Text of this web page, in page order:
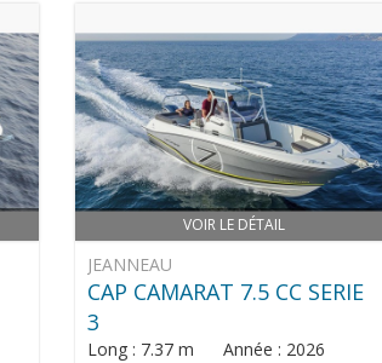
VOIR LE DÉTAIL
JEANNEAU
CAP CAMARAT 7.5 CC SERIE
3
Long : 7.37 m Année : 2026